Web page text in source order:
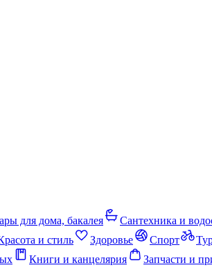
для дома, бакалея Сантехника и
и стиль Здоровье Спорт
Книги и канцелярия Запчасти и